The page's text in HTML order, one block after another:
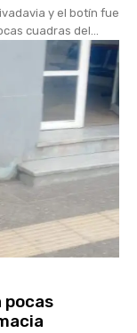
y el botín fue
cuadras del...
pocas